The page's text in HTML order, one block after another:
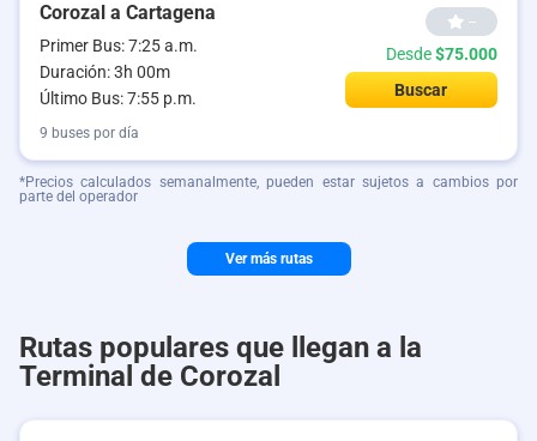
Corozal a Cartagena
Primer Bus: 7:25 a.m.
Duración: 3h 00m
Último Bus: 7:55 p.m.
--
Desde$75.000
Buscar
9 buses por día
*Precios calculados semanalmente, pueden estar sujetos a cambios por
parte del operador
Ver más rutas
Rutas populares que llegan a la
Terminal de Corozal